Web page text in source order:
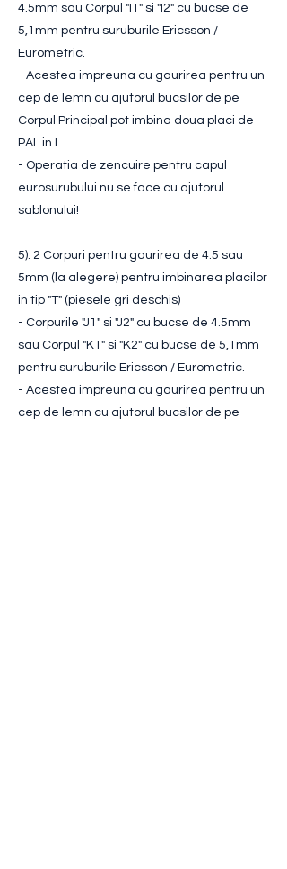
4.5mm sau Corpul "I1" si "I2" cu bucse de
5,1mm pentru suruburile Ericsson /
Eurometric.
- Acestea impreuna cu gaurirea pentru un
cep de lemn cu ajutorul bucsilor de pe
Corpul Principal pot imbina doua placi de
PAL in L.
- Operatia de zencuire pentru capul
eurosurubului nu se face cu ajutorul
sablonului!
5). 2 Corpuri pentru gaurirea de 4.5 sau
5mm (la alegere) pentru imbinarea placilor
in tip "T" (piesele gri deschis)
- Corpurile "J1" si "J2" cu bucse de 4.5mm
sau Corpul "K1" si "K2" cu bucse de 5,1mm
pentru suruburile Ericsson / Eurometric.
- Acestea impreuna cu gaurirea pentru un
cep de lemn cu ajutorul bucsilor de pe